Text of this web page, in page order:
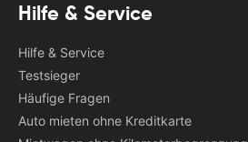
Hilfe & Service
Hilfe & Service
Testsieger
Häufige Fragen
Auto mieten ohne Kreditkarte